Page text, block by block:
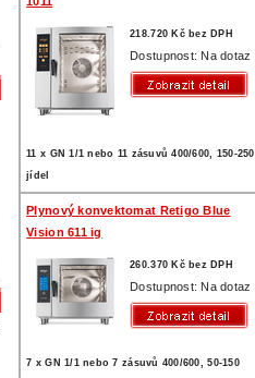
218.720 Kč bez DPH
Dostupnost: Na dotaz
11 x GN 1/1 nebo 11 zásuvů 400/600, 150-250
jídel
Plynový konvektomat Retigo Blue
Vision 611 ig
260.370 Kč bez DPH
Dostupnost: Na dotaz
7 x GN 1/1 nebo 7 zásuvů 400/600, 50-150